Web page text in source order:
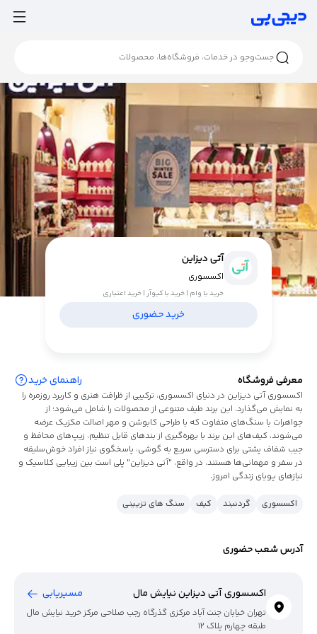
آتی دیزاین
اکسسوری
خرید با وام | خرید با کیوآر | خرید اعتباری
خرید حضوری
معرفی فروشگاه راهنمای خرید
اکسسوری آتی دیزاین در دنیای اکسسوری، ترکیبی از ظرافت هنری و کاربرد روزمره را
به نمایش می‌گذارد. این برند طیف متنوعی از محصولات را شامل می‌شود؛ از
جواهرات با سنگ‌های متفاوت که با طراحی کابوشن و مهر اصالت مکزیک عرضه
می‌شوند. کیف‌های این برند با بهره‌گیری از بندهای قابل تنظیم، زیپ‌های محافظ و
جیب شفاف پشتی برای دسترسی سریع به گوشی، پاسخگوی نیاز افراد خوش‌سلیقه
در سفر و مهمانی‌ها هستند. در واقع، "آتی دیزاین" پلی است بین زیبایی کلاسیک و
نیازهای پویای زندگی امروز.
اکسسوری گردنبند کیف سنگ های تزیینی
آدرس شعب حضوری
اکسسوری آتی دیزاین نیایش مال مسیریابی
تهران خیابان جنت آباد مرکزی گذرگاه رجب صلاحی مرکز خرید نیایش مال
طبقه چهارم پلاک 12